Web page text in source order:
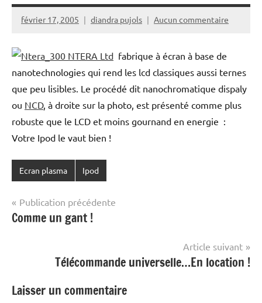
février 17, 2005 diandra pujols Aucun commentaire
NTERA Ltd fabrique à écran à base de
nanotechnologies qui rend les lcd classiques aussi ternes
que peu lisibles. Le procédé dit nanochromatique dispaly
ou NCD, à droite sur la photo, est présenté comme plus
robuste que le LCD et moins gournand en energie :
Votre Ipod le vaut bien !
Ecran plasma Ipod
Navigation
de
Publication précédente
Comme un gant !
Article suivant
Télécommande universelle…En location !
Laisser un commentaire